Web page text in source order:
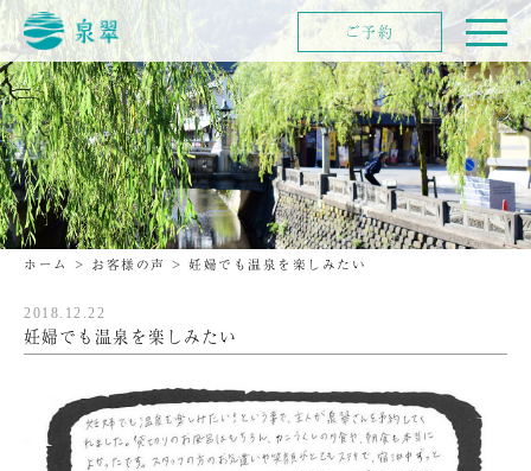
ホーム > お客様の声 > 妊婦でも温泉を楽しみたい
2018.12.22
妊婦でも温泉を楽しみたい
ご予約